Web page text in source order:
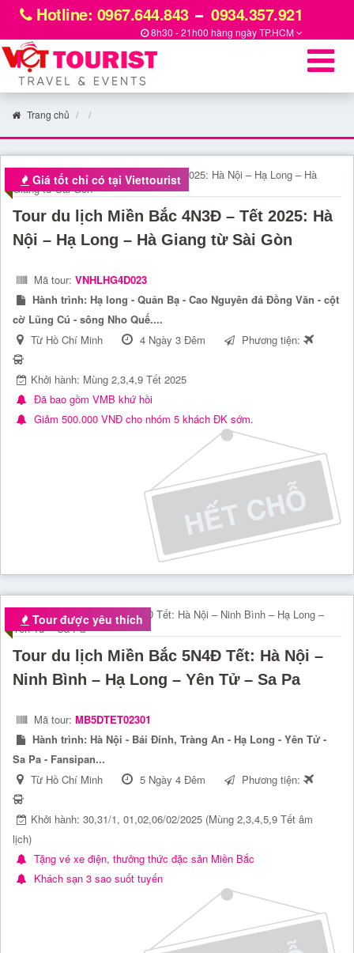
Hotline: 0967.644.843 0934.357.921
8h30 - 21h00 hàng ngàyTP.HCM
Trang chủ
Giá tốt chỉ có tại Viettourist
Tour du lịch Miền Bắc 4N3Đ – Tết 2025: Hà
Nội – Hạ Long – Hà Giang từ Sài Gòn
Mã tour: VNHLHG4D023
Hành trình: Hạ long - Quản Bạ - Cao Nguyên đá Đồng Văn - cột
cờ Lũng Cú - sông Nho Quế....
Từ Hồ Chí Minh
4 Ngày 3 Đêm Phương tiện:
Khởi hành: Mùng 2,3,4,9 Tết 2025
Đã bao gồm VMB khứ hồi
Giảm 500.000 VNĐ cho nhóm 5 khách ĐK sớm.
Tour được yêu thích
Tour du lịch Miền Bắc 5N4Đ Tết: Hà Nội –
Ninh Bình – Hạ Long – Yên Tử – Sa Pa
Mã tour: MB5DTET02301
Hành trình: Hà Nội - Bái Đính, Tràng An - Hạ Long - Yên Tử -
Sa Pa - Fansipan...
Từ Hồ Chí Minh
5 Ngày 4 Đêm Phương tiện:
Khởi hành: 30,31/1, 01,02,06/02/2025 (Mùng 2,3,4,5,9 Tết âm
lịch)
Tặng vé xe điện, thưởng thức đặc sản Miền Bắc
Khách sạn 3 sao suốt tuyến